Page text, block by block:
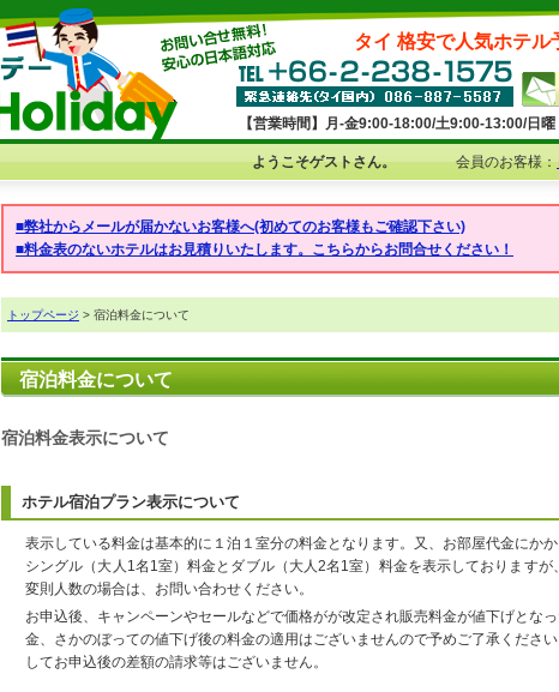
タイ 格安で人気ホテル
【営業時間】月-金9:00-18:00/土9:00-13:00/日曜
ようこそゲストさん。 会員のお客様：
■弊社からメールが届かないお客様へ(初めてのお客様もご確認下さい)
■料金表のないホテルはお見積りいたします。こちらからお問合せください！
トップページ > 宿泊料金について
宿泊料金について
宿泊料金表示について
ホテル宿泊プラン表示について
表示している料金は基本的に１泊１室分の料金となります。又、お部屋代金にか
シングル（大人1名1室）料金とダブル（大人2名1室）料金を表示しております
変則人数の場合は、お問い合わせください。
お申込後、キャンペーンやセールなどで価格がが改定され販売料金が値下げとな
金、さかのぼっての値下げ後の料金の適用はございませんので予めご了承くださ
してお申込後の差額の請求等はございません。